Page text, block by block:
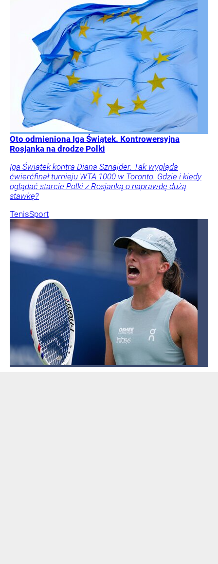
Oto odmieniona Iga Świątek. Kontrowersyjna
Rosjanka na drodze Polki
Iga Świątek kontra Diana Sznajder. Tak wygląda
ćwierćfinał turnieju WTA 1000 w Toronto. Gdzie i kiedy
oglądać starcie Polki z Rosjanką o naprawdę dużą
stawkę?
TenisSport